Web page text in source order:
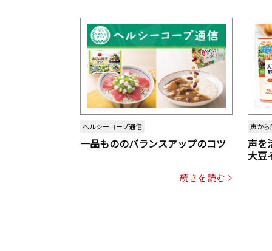
ヘルシーコープ通信
一品もののバランスアップのコツ
続きを読む
声か
声を
大豆